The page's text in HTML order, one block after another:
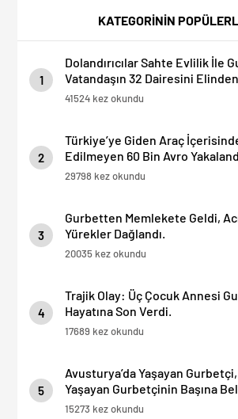
KATEGORİNİN
1
Dolandırıcılar Sahte Evlilik İle
Vatandaşın 32 Dairesini
41524 kez okundu
2
Türkiye’ye Giden Araç
Edilmeyen 60 Bin Avro
29798 kez okundu
3
Gurbetten Memlekete Geldi,
Yürekler Dağlandı.
20035 kez okundu
4
Trajik Olay: Üç Çocuk Annesi
Hayatına Son Verdi.
17689 kez okundu
5
Avusturya’da Yaşayan
Yaşayan Gurbetçinin Başına
15273 kez okundu
“Hesabınızı Mutlaka Kontrol
Dışına